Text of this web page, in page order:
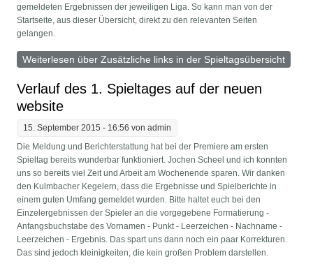
gemeldeten Ergebnissen der jeweiligen Liga. So kann man von der
Startseite, aus dieser Übersicht, direkt zu den relevanten Seiten
gelangen.
Weiterlesen über Zusätzliche links in der Spieltagsübersicht
Verlauf des 1. Spieltages auf der neuen
website
15. September 2015 - 16:56 vonadmin
Die Meldung und Berichterstattung hat bei der Premiere am ersten
Spieltag bereits wunderbar funktioniert. Jochen Scheel und ich konnten
uns so bereits viel Zeit und Arbeit am Wochenende sparen. Wir danken
den Kulmbacher Kegelern, dass die Ergebnisse und Spielberichte in
einem guten Umfang gemeldet wurden. Bitte haltet euch bei den
Einzelergebnissen der Spieler an die vorgegebene Formatierung -
Anfangsbuchstabe des Vornamen - Punkt - Leerzeichen - Nachname -
Leerzeichen - Ergebnis. Das spart uns dann noch ein paar Korrekturen.
Das sind jedoch kleinigkeiten, die kein großen Problem darstellen.